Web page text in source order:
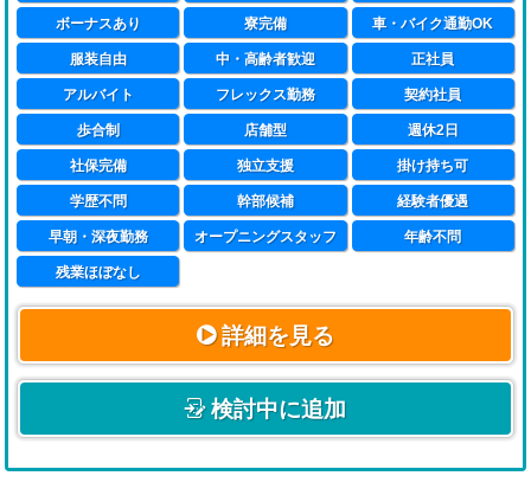
※近い将来【恋愛グループ】の中心となっていただく重
要な人材としてお迎えする為、
通常の面接の他に、経営陣による二次面接を行わせてい
ただきます。
店長やその後のキャリアパスなど、幹部を目指せる職種
のことです。
●接客経験者は必ずその経験を活かすことができる
また同じ人であっても、その日の気分や都合によって
好みが変わったりもします。
『お客様に本当の満足を味わっていただきたい』
その時にご来店なさったお客様のニーズに
しっかり合ったキャストをマッチングできるか、
か
ボーナスあり 寮完備 車・バイク通勤OK
服装自由 中・高齢者歓迎 正社員
アルバイト フレックス勤務 契約社員
歩合制 店舗型 週休2日
社保完備 独立支援 掛け持ち可
学歴不問 幹部候補 経験者優遇
早朝・深夜勤務 オープニングスタッフ 年齢不問
残業ほぼなし
詳細を見る
検討中に追加